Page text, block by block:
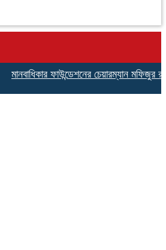
মানবাধিকার ফাউন্ডেশনের চেয়ারম্যান মফিজুর